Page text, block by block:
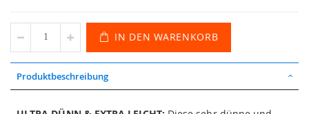
IN DEN WARENKORB
Produktbeschreibung